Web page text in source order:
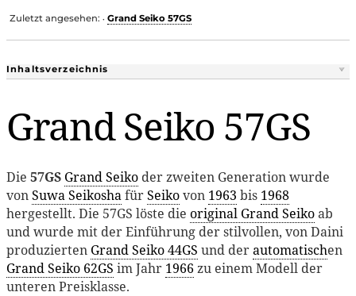
Zuletzt angesehen: • Grand Seiko 57GS
Inhaltsverzeichnis
Grand Seiko 57GS
Die 57GS Grand Seiko der zweiten Generation wurde
vonSuwa SeikoshafürSeikovon 1963 bis 1968
hergestellt. Die 57GS löste die original Grand Seikoab
und wurde mit der Einführung der stilvollen, von Daini
produzierten Grand Seiko 44GS und derautomatischen
Grand Seiko 62GS im Jahr 1966 zu einem Modell der
unteren Preisklasse.